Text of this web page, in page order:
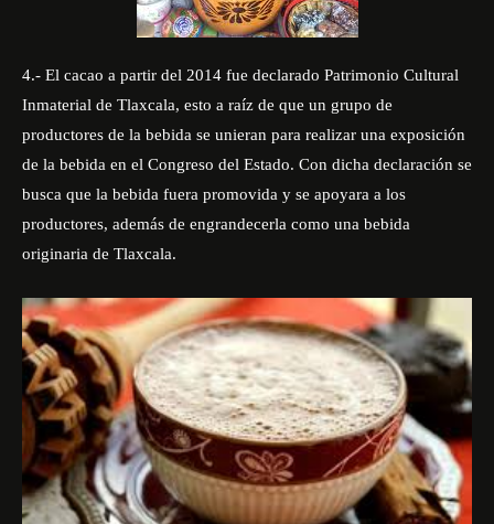
4.- El cacao a partir del 2014 fue declarado Patrimonio Cultural
Inmaterial de Tlaxcala, esto a raíz de que un grupo de
productores de la bebida se unieran para realizar una exposición
de la bebida en el Congreso del Estado. Con dicha declaración se
busca que la bebida fuera promovida y se apoyara a los
productores, además de engrandecerla como una bebida
originaria de Tlaxcala.